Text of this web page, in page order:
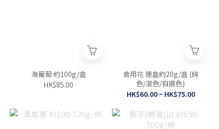
海葡萄 約100g/盒
HK$85.00
食用花 連盒約20g/盒 (純
色/混色/自選色)
HK$60.00 ~ HK$75.00